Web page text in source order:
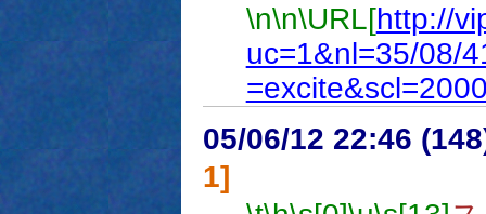
\n\n\URL[http://
uc=1&nl=35/08/
05/06/12 22:46
1]